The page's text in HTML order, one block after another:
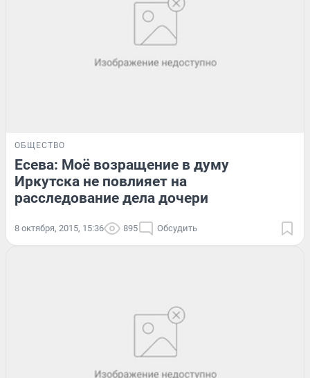
ОБЩЕСТВО
Есева: Моё возращение в думу
Иркутска не повлияет на
расследование дела дочери
8 октября, 2015, 15:36 895 Обсудить